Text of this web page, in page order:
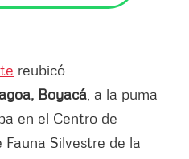
reubicó
Boyacá , a la puma
en el Centro de
Silvestre de la